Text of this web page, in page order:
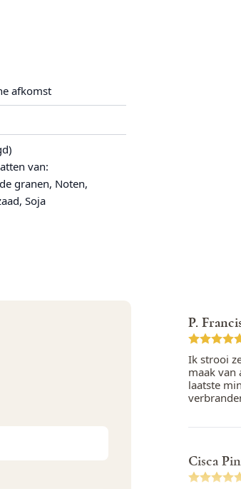
afkomst
van:
granen, Noten,
Soja
P.
Ik strooi
maak van
laatste
Cisca